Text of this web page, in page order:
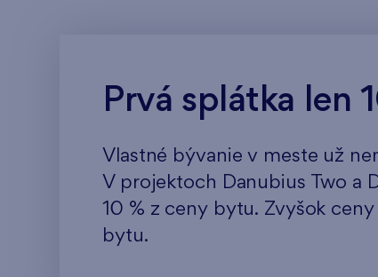
Prvá splátka len
Vlastné bývanie v meste už
V projektoch Danubius Two a
10 % z ceny bytu. Zvyšok
bytu.